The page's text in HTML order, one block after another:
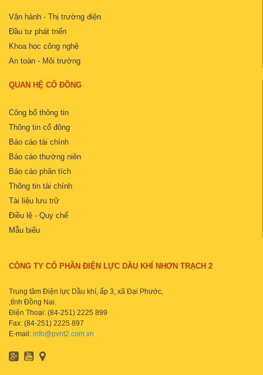
Vận hành - Thị trường điện
Đầu tư phát triển
Khoa học công nghệ
An toàn - Môi trường
QUAN HỆ CỔ ĐÔNG
Công bố thông tin
Thông tin cổ đông
Báo cáo tài chính
Báo cáo thường niên
Báo cáo phân tích
Thông tin tài chính
Tài liệu lưu trữ
Điều lệ - Quy chế
Mẫu biểu
CÔNG TY CỔ PHẦN ĐIỆN LỰC DẦU KHÍ NHƠN TRẠCH 2
Trung tâm Điện lực Dầu khí, ấp 3, xã Đại Phước,
,tỉnh Đồng Nai.
Điện Thoại: (84-251) 2225 899
Fax: (84-251) 2225 897
E-mail: info@pvnt2.com.vn